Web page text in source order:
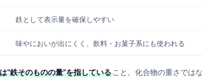
鉄として表示量を確保しやすい
味やにおいが出にくく、飲料・お菓子系にも使われる
鉄そのものの量”を指している こと。化合物の重さではな